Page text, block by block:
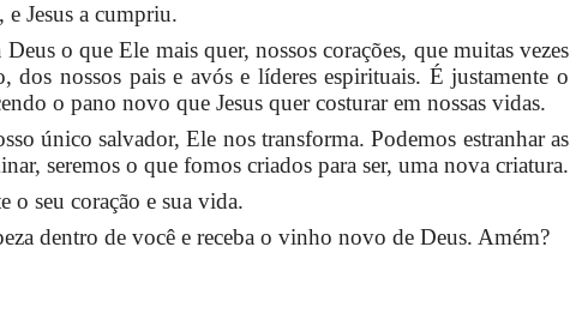
Jesus a cumpriu.
o que Ele mais quer, nossos corações, que muitas vezes
dos nossos pais e avós e líderes espirituais. É justamente o
o pano novo que Jesus quer costurar em nossas vidas.
único salvador, Ele nos transforma. Podemos estranhar as
seremos o que fomos criados para ser, uma nova criatura.
o seu coração e sua vida.
dentro de você e receba o vinho novo de Deus. Amém?